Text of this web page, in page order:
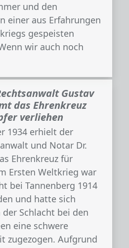
und den
einer aus Erfahrungen
gespeisten
wir auch noch
Gustav
das Ehrenkreuz
verliehen
1934 erhielt der
und Notar Dr.
Ehrenkreuz für
Ersten Weltkrieg war
bei Tannenberg 1914
und hatte sich
Schlacht bei den
eine schwere
zugezogen. Aufgrund